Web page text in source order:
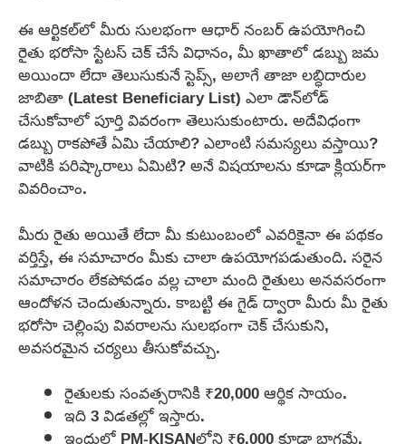
ఈ ఆర్టికల్‌లో మీరు సులభంగా ఆధార్ నంబర్ ఉపయోగించి
రైతు భరోసా స్టేటస్ చెక్ చేసే విధానం, మీ ఖాతాలో డబ్బు జమ
అయిందా లేదా తెలుసుకునే స్టెప్స్, అలాగే తాజా లబ్ధిదారుల
జాబితా (Latest Beneficiary List) ఎలా డౌన్‌లోడ్
చేసుకోవాలో పూర్తి వివరంగా తెలుసుకుంటారు. అదేవిధంగా
డబ్బు రాకపోతే ఏమి చేయాలి? ఎలాంటి సమస్యలు వస్తాయి?
వాటికి పరిష్కారాలు ఏమిటి? అనే విషయాలను కూడా క్లియర్‌గా
వివరించాం.
మీరు రైతు అయితే లేదా మీ కుటుంబంలో ఎవరికైనా ఈ పథకం
వర్తిస్తే, ఈ సమాచారం మీకు చాలా ఉపయోగపడుతుంది. సరైన
సమాచారం లేకపోవడం వల్ల చాలా మంది రైతులు అనవసరంగా
ఆందోళన చెందుతున్నారు. కాబట్టి ఈ గైడ్ ద్వారా మీరు మీ రైతు
భరోసా చెల్లింపు వివరాలను సులభంగా చెక్ చేసుకుని,
అవసరమైన చర్యలు తీసుకోవచ్చు.
రైతులకు సంవత్సరానికి ₹20,000 ఆర్థిక సాయం.
ఇది 3 విడతల్లో ఇస్తారు.